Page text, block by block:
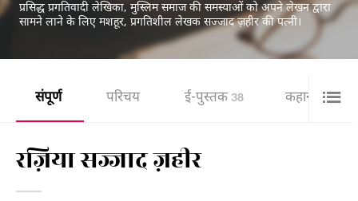
प्रसिद्ध प्रगतिवादी लेखिका, मुस्लिम समाज की समस्याओं को अपने लेखन द्वारा
सामने लाने के लिए मशहूर, प्रगतिशील लेखक सज्जाद ज़हीर की पत्नी।
संपूर्ण परिचय ई-पुस्तक 38 कहानी 4
रज़िया सज्जाद ज़हीर